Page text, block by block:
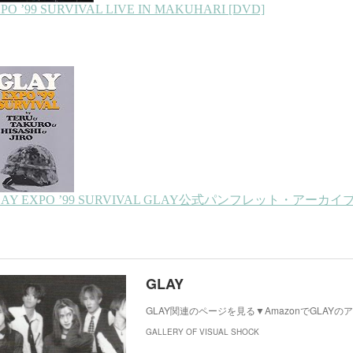
GLAY
GLAY関連のページを見る▼AmazonでGLAYの
GALLERY OF VISUAL SHOCK